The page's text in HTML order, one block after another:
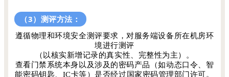
（3）测评方法：
遵循物理和环境安全测评要求，对服务端设备所在机房环
境进行测评
（以核实新增记录的真实性、完整性为主）。
查看门禁系统本身以及涉及的密码产品（如动态口令、智
能密码钥匙、IC卡等）是否经过国家密码管理部门许可。